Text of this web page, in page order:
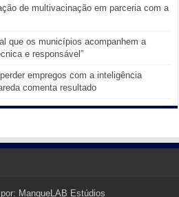
de multivacinação em parceria com a
que os municípios acompanhem a
e responsável”
empregos com a inteligência
comenta resultado
MangueLAB Estúdios